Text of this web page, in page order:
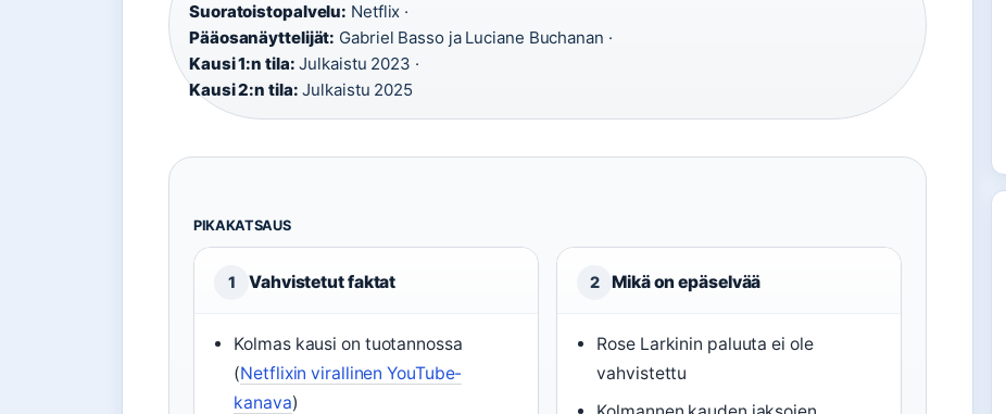
Suoratoistopalvelu: Netflix ·
Pääosanäyttelijät: Gabriel Basso ja Luciane Buchanan ·
Kausi 1:n tila: Julkaistu 2023 ·
Kausi 2:n tila: Julkaistu 2025
PIKAKATSAUS
1 Vahvistetut faktat
Kolmas kausi on tuotannossa
(Netflixin virallinen YouTube-
kanava)
2 Mikä on epäselvää
Rose Larkinin paluuta ei ole
vahvistettu